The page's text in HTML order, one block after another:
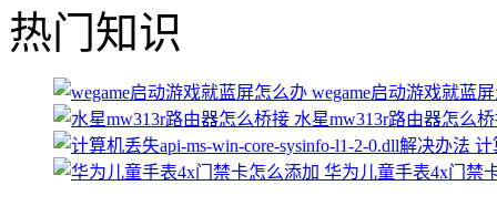
热门知识
wegame启动游戏就蓝
水星mw313r路由器怎么
计
华为儿童手表4x门禁